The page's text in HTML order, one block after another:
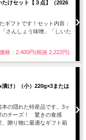
けセット【３点】（2026
ギフトです！セット内容：
さんしょう味噌」「しいた
価格：2,400円(税抜 2,222円)
け）（小）220g×3または
本の隠れた特産品です。3ヶ
のチーズ！ 驚きの食感
贈り物に最適なギフト箱